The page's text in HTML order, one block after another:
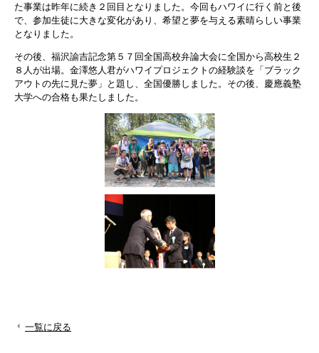
た事業は昨年に続き２回目となりました。今回もハワイに行く前と後
で、参加生徒に大きな変化があり、希望と夢を与える素晴らしい事業
となりました。
その後、福沢諭吉記念第５７回全国高校弁論大会に全国から高校生２
８人が出場。金澤悠人君がハワイプロジェクトの経験談を「ブラック
アウトの先に見た夢」と題し、全国優勝しました。その後、慶應義塾
大学への合格も果たしました。
一覧に戻る